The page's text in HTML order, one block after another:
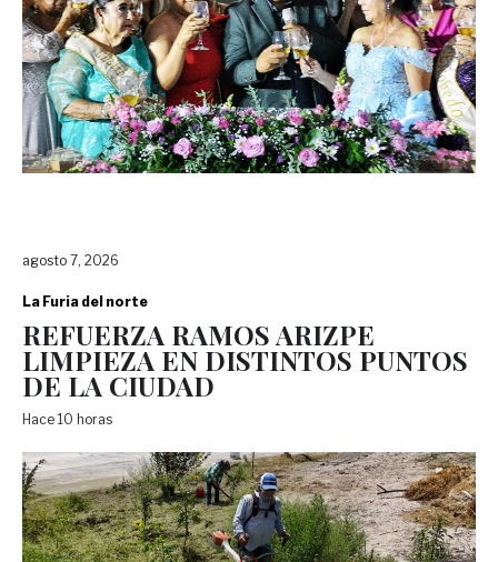
agosto 7, 2026
La Furia del norte
REFUERZA RAMOS ARIZPE
LIMPIEZA EN DISTINTOS PUNTOS
DE LA CIUDAD
Hace 10 horas